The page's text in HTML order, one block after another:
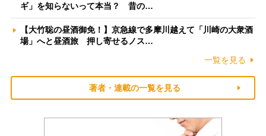
ギ」を知らないって本当？ 昔の…
【大竹聡の昼酒御免！】京急線で多摩川越えて「川崎の大衆酒
場」へと昼酒旅 押し寄せるノス…
一覧を見る
著者・連載の一覧を見る